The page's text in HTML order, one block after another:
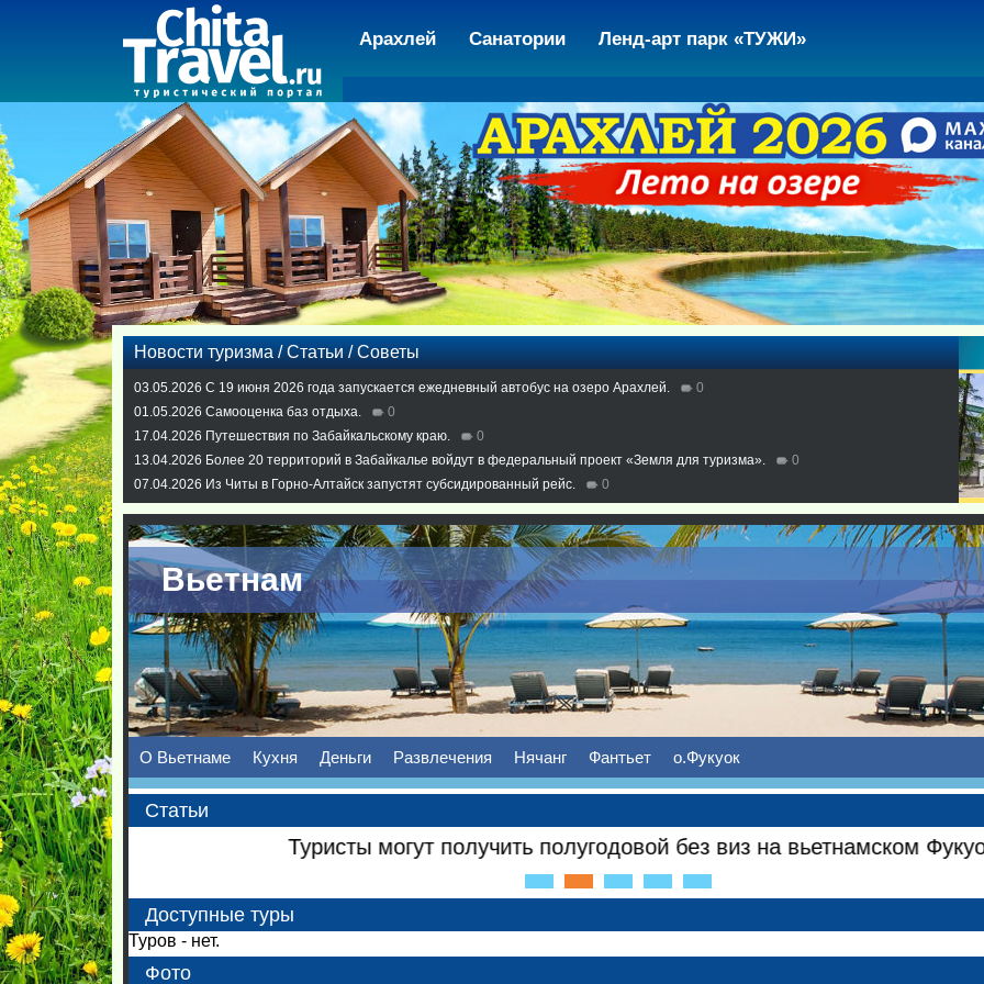
Арахлей Санатории Ленд-арт парк «ТУЖИ»
Новости туризма / Статьи / Советы
03.05.2026 С 19 июня 2026 года запускается ежедневный автобус на озеро Арахлей.
0
01.05.2026 Самооценка баз отдыха.
0
17.04.2026 Путешествия по Забайкальскому краю.
0
13.04.2026 Более 20 территорий в Забайкалье войдут в федеральный проект «Земля для туризма».
0
07.04.2026 Из Читы в Горно-Алтайск запустят субсидированный рейс. 0
Вьетнам
О Вьетнаме Кухня Деньги Развлечения Нячанг Фантьет о.Фукуок
Статьи
Туристы могут получить полугодовой без виз на вьетнамском Фукуоке.
Доступные туры
Туров - нет.
Фото